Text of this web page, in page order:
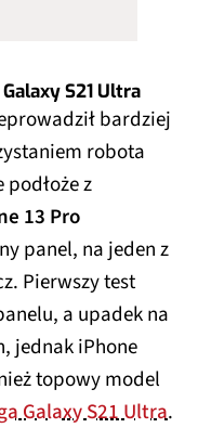
S21 Ultra
bardziej
robota
z
13 Pro
panel, na jeden z
Pierwszy test
a upadek na
jednak iPhone
topowy model
Galaxy S21 Ultra.